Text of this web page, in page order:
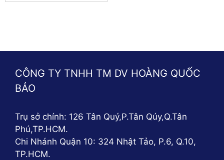
CÔNG TY TNHH TM DV HOÀNG QUỐC
BẢO
Trụ sở chính: 126 Tân Quý,P.Tân Qúy,Q.Tân
Phú,TP.HCM.
Chi Nhánh Quận 10: 324 Nhật Tảo, P.6, Q.10,
TP.HCM.